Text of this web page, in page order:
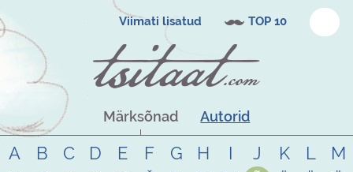
Viimati lisatud TOP 10
Märksõnad Autorid
A B C D E F G H I J K L
M